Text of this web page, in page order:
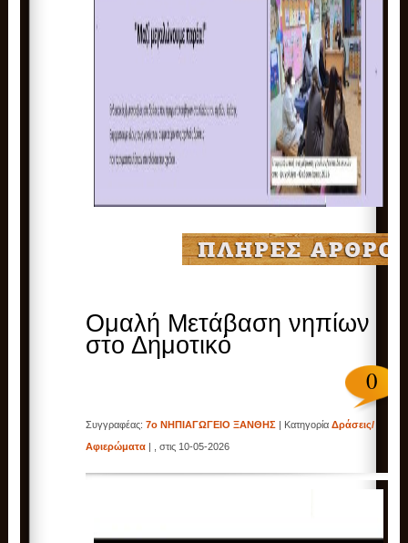
Ομαλή Μετάβαση νηπίων
στο Δημοτικό
0
Συγγραφέας:7ο ΝΗΠΙΑΓΩΓΕΙΟ ΞΑΝΘΗΣ | ΚατηγορίαΔράσεις/
Αφιερώματα | , στις 10-05-2026